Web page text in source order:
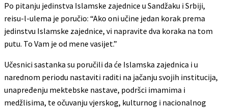
Po pitanju jedinstva Islamske zajednice u Sandžaku i Srbiji,
reisu-l-ulema je poručio: “Ako oni učine jedan korak prema
jedinstvu Islamske zajednice, vi napravite dva koraka na tom
putu. To Vam je od mene vasijet.”
Učesnici sastanka su poručili da će Islamska zajednica i u
narednom periodu nastaviti raditi na jačanju svojih institucija,
unapređenju mektebske nastave, podršci imamima i
medžlisima, te očuvanju vjerskog, kulturnog i nacionalnog